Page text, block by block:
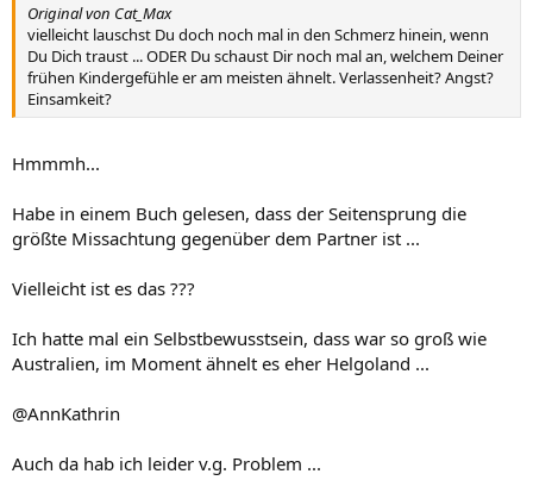
Original von Cat_Max
vielleicht lauschst Du doch noch mal in den Schmerz hinein, wenn
Du Dich traust ... ODER Du schaust Dir noch mal an, welchem Deiner
frühen Kindergefühle er am meisten ähnelt. Verlassenheit? Angst?
Einsamkeit?
Hmmmh...
Habe in einem Buch gelesen, dass der Seitensprung die
größte Missachtung gegenüber dem Partner ist ...
Vielleicht ist es das ???
Ich hatte mal ein Selbstbewusstsein, dass war so groß wie
Australien, im Moment ähnelt es eher Helgoland ...
@AnnKathrin
Auch da hab ich leider v.g. Problem ...